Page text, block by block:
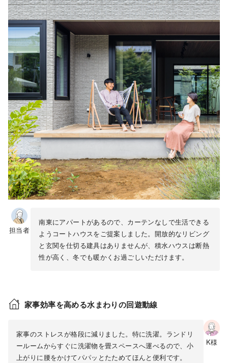
南東にアパートがあるので、カーテンなしで生活できる
ようコートハウスをご提案しました。開放的なリビング
と玄関を仕切る建具はありませんが、積水ハウスは断熱
性が高く、冬でも暖かくお過ごしいただけます。
担当者
家事効率を高める水まわりの回遊動線
家事のストレスが格段に減りました。特に洗濯。ランドリ
ールームからすぐに洗濯物を畳スペースへ運べるので、小
上がりに腰をかけてパパッとたためてほんと便利です。
K様